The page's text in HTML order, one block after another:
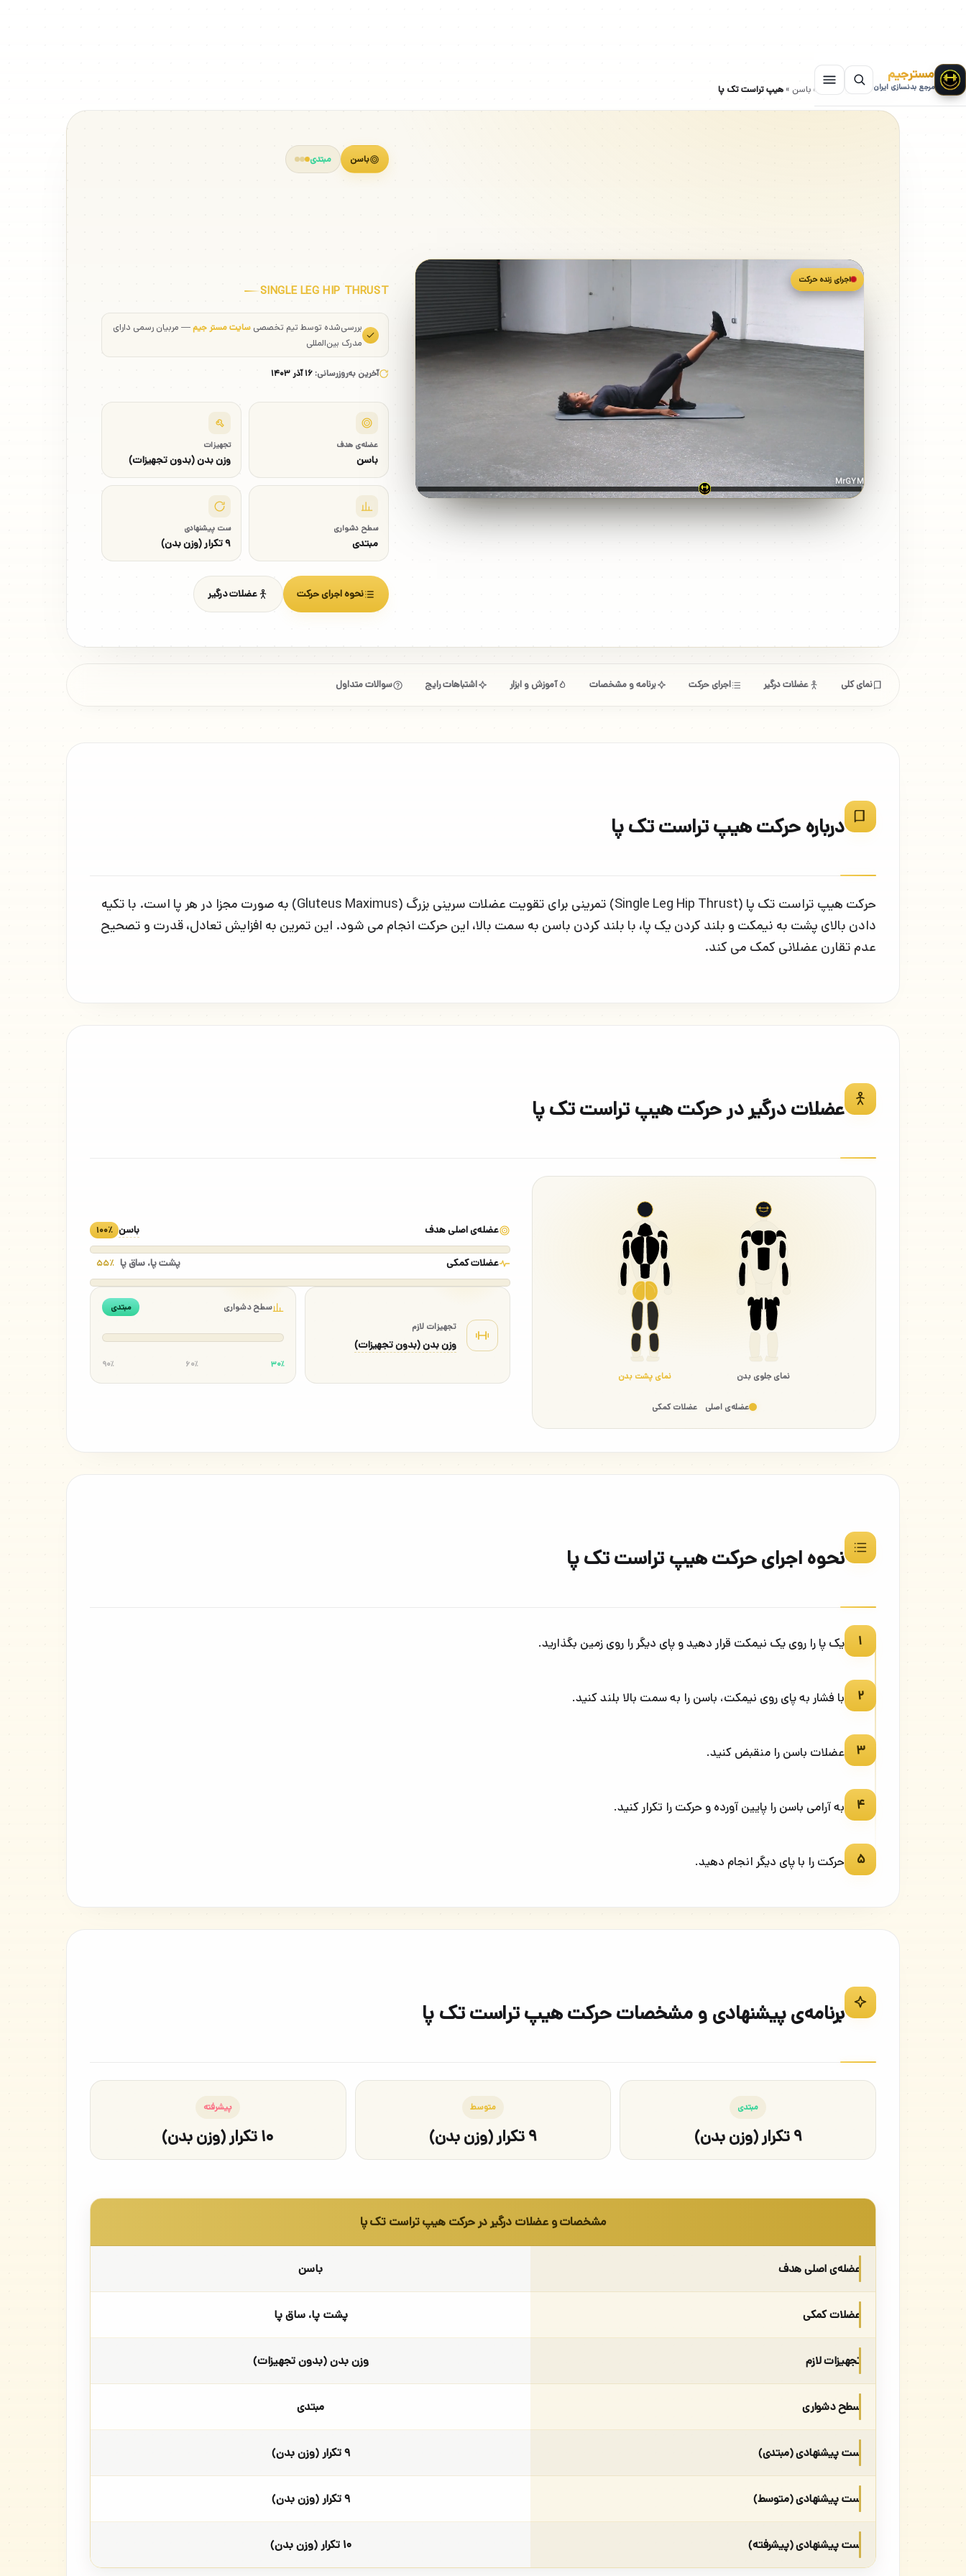
مسترجیم
مرجع بدنسازی ایرانسایت بدنسازی» حرکات باسن » هیپ تراست تک پا
باسن مبتدی
SINGLE LEG HIP THRUST
بررسی‌شده توسط تیم تخصصی سایت مستر جیم— مربیان رسمی دارای
مدرک بین‌المللی
آخرین به‌روزرسانی: ۱۶ آذر ۱۴۰۳
عضله‌ی هدف
باسن
تجهیزات
وزن بدن (بدون تجهیزات)
سطح دشواری
مبتدی
ست پیشنهادی
۹ تکرار (وزن بدن)
نحوه اجرای حرکت عضلات درگیر
اجرای زنده حرکت
MrGYM
نمای کلی عضلات درگیر اجرای حرکت برنامه و مشخصات آموزش و ابزار اشتباهات رایج سوالات متداول
درباره حرکت هیپ تراست تک پا
حرکت هیپ تراست تک پا (Single Leg Hip Thrust) تمرینی برای تقویت عضلات سرینی بزرگ (Gluteus Maximus) به صورت مجزا در هر پا است. با تکیه
دادن بالای پشت به نیمکت و بلند کردن یک پا، با بلند کردن باسن به سمت بالا، این حرکت انجام می شود. این تمرین به افزایش تعادل، قدرت و تصحیح
عدم تقارن عضلانی کمک می کند.
عضلات درگیر در حرکت هیپ تراست تک پا
نمای جلوی بدن نمای پشت بدن
عضله‌ی اصلی عضلات کمکی
عضله‌ی اصلی هدف باسن ۱۰۰٪
عضلات کمکی پشت پا، ساق پا ۵۵٪
تجهیزات لازم
وزن بدن (بدون تجهیزات)
سطح دشواری مبتدی
۳۰٪ ۶۰٪ ۹۰٪
نحوه اجرای حرکت هیپ تراست تک پا
۱ یک پا را روی یک نیمکت قرار دهید و پای دیگر را روی زمین بگذارید.
۲ با فشار به پای روی نیمکت، باسن را به سمت بالا بلند کنید.
۳ عضلات باسن را منقبض کنید.
۴ به آرامی باسن را پایین آورده و حرکت را تکرار کنید.
۵ حرکت را با پای دیگر انجام دهید.
برنامه‌ی پیشنهادی و مشخصات حرکت هیپ تراست تک پا
مبتدی
۹ تکرار (وزن بدن)
متوسط
۹ تکرار (وزن بدن)
پیشرفته
۱۰ تکرار (وزن بدن)
مشخصات و عضلات درگیر در حرکت هیپ تراست تک پا
عضله‌ی اصلی هدف باسن
عضلات کمکی پشت پا، ساق پا
تجهیزات لازم وزن بدن (بدون تجهیزات)
سطح دشواری مبتدی
ست پیشنهادی (مبتدی) ۹ تکرار (وزن بدن)
ست پیشنهادی (متوسط) ۹ تکرار (وزن بدن)
ست پیشنهادی (پیشرفته) ۱۰ تکرار (وزن بدن)